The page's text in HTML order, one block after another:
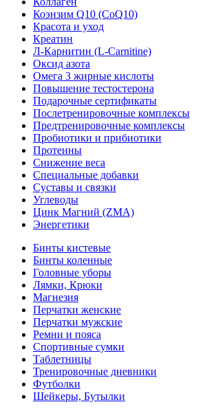
Коэнзим Q10 (CoQ10)
Красота и уход
Креатин
Л-Карнитин (L-Сarnitine)
Оксид азота
Омега 3 жирные кислоты
Повышение тестостерона
Подарочные сертификаты
Послетренировочные комплексы
Предтренировочные комплексы
Пробиотики и прибиотики
Протеины
Снижение веса
Специальные добавки
Суставы и связки
Углеводы
Цинк Магний (ZMA)
Энергетики
Бинты кистевые
Бинты коленные
Головные уборы
Лямки, Крюки
Магнезия
Перчатки женские
Перчатки мужские
Ремни и пояса
Спортивные сумки
Таблетницы
Тренировочные дневники
Футболки
Шейкеры, Бутылки